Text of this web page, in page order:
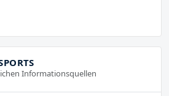
Informationsquellen